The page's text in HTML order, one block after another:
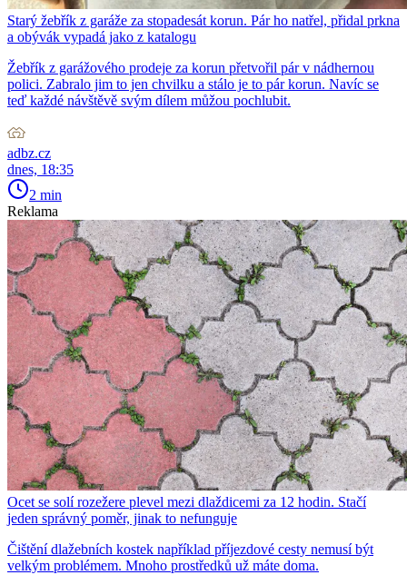
Starý žebřík z garáže za stopadesát korun. Pár ho natřel, přidal prkna
a obývák vypadá jako z katalogu
Žebřík z garážového prodeje za korun přetvořil pár v nádhernou
polici. Zabralo jim to jen chvilku a stálo je to pár korun. Navíc se
teď každé návštěvě svým dílem můžou pochlubit.
adbz.cz
dnes, 18:35
2 min
Reklama
Ocet se solí rozežere plevel mezi dlaždicemi za 12 hodin. Stačí
jeden správný poměr, jinak to nefunguje
Čištění dlažebních kostek například příjezdové cesty nemusí být
velkým problémem. Mnoho prostředků už máte doma.